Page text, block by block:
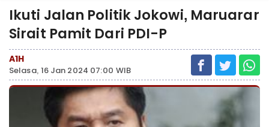
Ikuti Jalan Politik Jokowi, Maruarar
Sirait Pamit Dari PDI-P
A1H
Selasa, 16 Jan 2024 07:00 WIB